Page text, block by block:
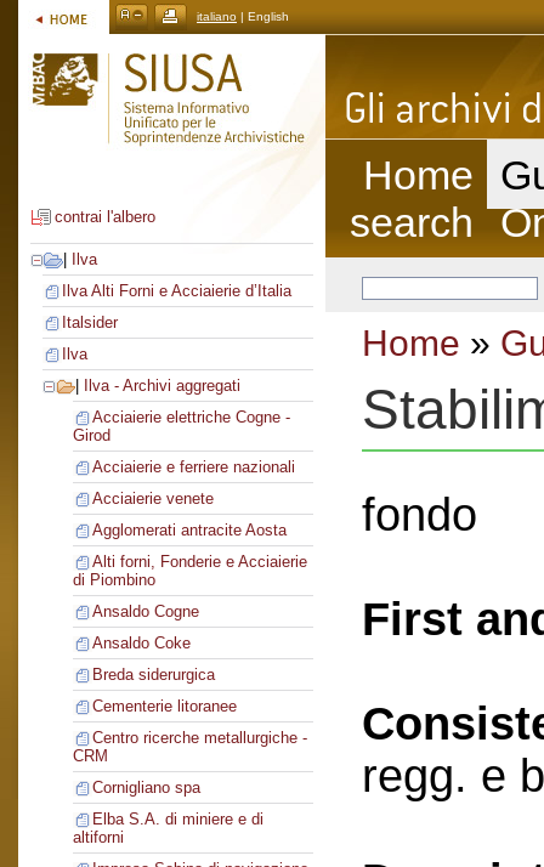
italiano | English
contrai l'albero
Ilva
Ilva Alti Forni e Acciaierie d’Italia
Italsider
Ilva
Ilva - Archivi aggregati
Acciaierie elettriche Cogne -
Girod
Acciaierie e ferriere nazionali
Acciaierie venete
Agglomerati antracite Aosta
Alti forni, Fonderie e Acciaierie
di Piombino
Ansaldo Cogne
Ansaldo Coke
Breda siderurgica
Cementerie litoranee
Centro ricerche metallurgiche -
CRM
Cornigliano spa
Elba S.A. di miniere e di
altiforni
Home
search
Home »
fondo
First
regg. e